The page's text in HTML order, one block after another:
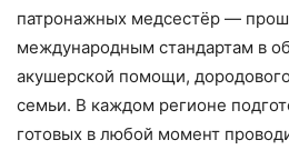
патронажных медсестёр —
международным стандартам в
акушерской помощи,
семьи. В каждом регионе
готовых в любой момент